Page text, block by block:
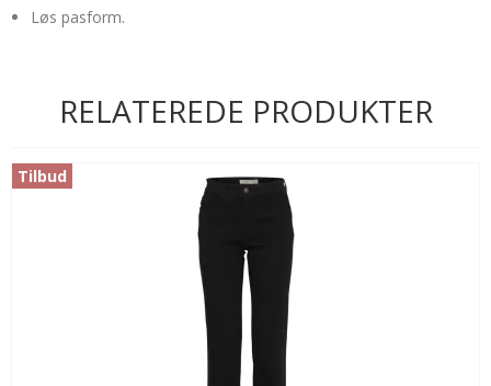
Løs pasform.
RELATEREDE PRODUKTER
Tilbud